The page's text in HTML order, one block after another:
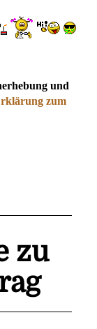
und
zum
zu